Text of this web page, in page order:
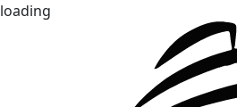
loading